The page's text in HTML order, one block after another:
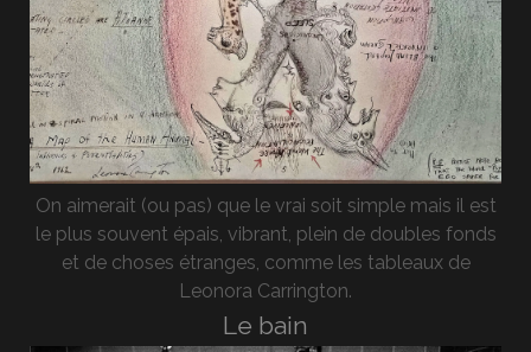
On aimerait (ou pas) que le vrai soit simple mais il est
le plus souvent épais, vibrant, plein de doubles fonds
et de choses étranges, comme les tableaux de
Leonora Carrington.
Le bain